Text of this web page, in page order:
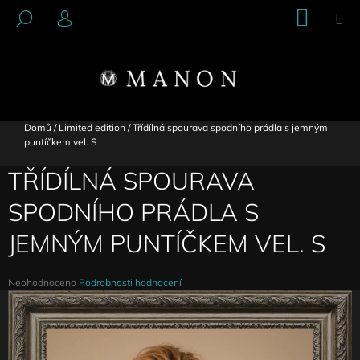
HLEDAT
PŘIHLÁŠENÍ KOŠÍK
Domů / Limited edition / Třídílná spourava spodního prádla s jemným
puntíčkem vel. S
TŘÍDÍLNÁ SPOURAVA
SPODNÍHO PRÁDLA S
JEMNÝM PUNTÍČKEM VEL. S
Průměrné
hodnocení
produktu
je
0,0
Neohodnoceno Podrobnosti hodnocení
P
O
T
Ř
E
B
U
J
E
T
E